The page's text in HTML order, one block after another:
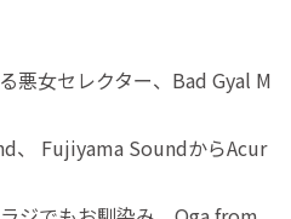
悪女セレクター、Bad Gyal M
、 Fujiyama SoundからAcur